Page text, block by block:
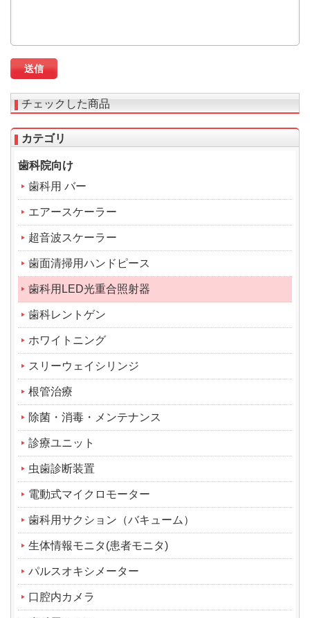
チェックした商品
カテゴリ
歯科院向け
歯科用 バー
エアースケーラー
超音波スケーラー
歯面清掃用ハンドピース
歯科用LED光重合照射器
歯科レントゲン
ホワイトニング
スリーウェイシリンジ
根管治療
除菌・消毒・メンテナンス
診療ユニット
虫歯診断装置
電動式マイクロモーター
歯科用サクション（バキューム）
生体情報モニタ(患者モニタ)
パルスオキシメーター
口腔内カメラ